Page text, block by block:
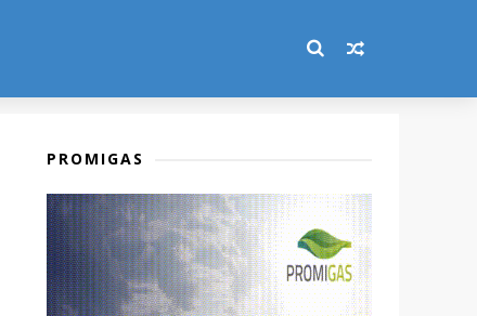
PROMIGAS